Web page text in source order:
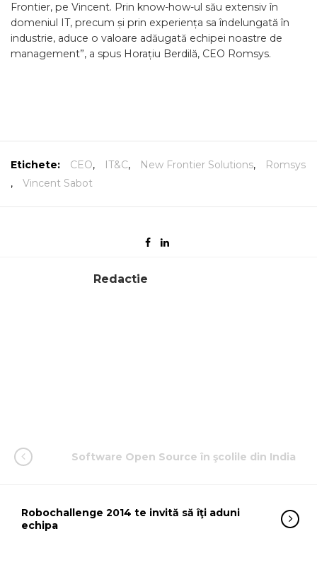
Frontier, pe Vincent. Prin know-how-ul său extensiv în
domeniul IT, precum și prin experiența sa îndelungată în
industrie, aduce o valoare adăugată echipei noastre de
management”, a spus Horațiu Berdilă, CEO Romsys.
Etichete: CEO, IT&C, New Frontier Solutions,
Romsys
,
Vincent Sabot
Redactie
Software Open Source în şcolile din India
Robochallenge 2014 te invită să îţi aduni
echipa